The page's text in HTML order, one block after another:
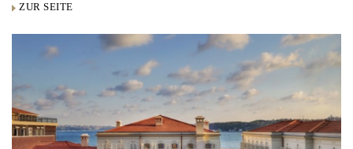
ZUR SEITE